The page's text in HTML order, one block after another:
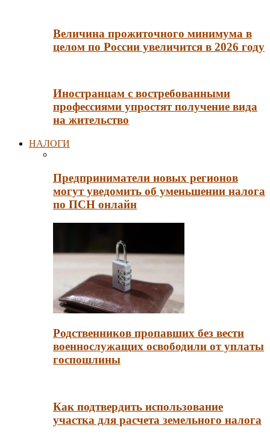
Величина прожиточного минимума в
целом по России увеличится в 2026 году
Иностранцам с востребованными
профессиями упростят получение вида
на жительство
НАЛОГИ
Предприниматели новых регионов
могут уведомить об уменьшении налога
по ПСН онлайн
Родственников пропавших без вести
военнослужащих освободили от уплаты
госпошлины
Как подтвердить использование
участка для расчета земельного налога